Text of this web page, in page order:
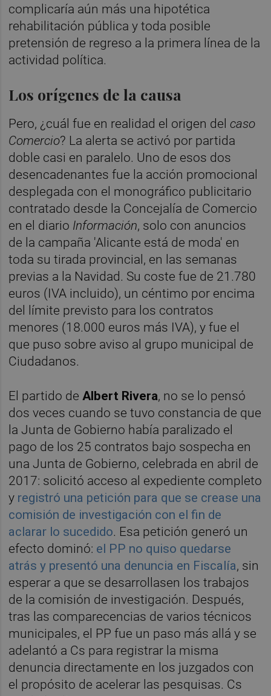
complicaría aún más una hipotética
rehabilitación pública y toda posible
pretensión de regreso a la primera línea de la
actividad política.
Los orígenes de la causa
Pero, ¿cuál fue en realidad el origen delcaso
Comercio? La alerta se activó por partida
doble casi en paralelo. Uno de esos dos
desencadenantes fue la acción promocional
desplegada con el monográfico publicitario
contratado desde la Concejalía de Comercio
en el diario Información, solo con anuncios
de la campaña 'Alicante está de moda' en
toda su tirada provincial, en las semanas
previas a la Navidad. Su coste fue de 21.780
euros (IVA incluido), un céntimo por encima
del límite previsto para los contratos
menores (18.000 euros más IVA), y fue el
que puso sobre aviso al grupo municipal de
Ciudadanos.
El partido deAlbert Rivera, no se lo pensó
dos veces cuando se tuvo constancia de que
la Junta de Gobierno había paralizado el
pago de los 25 contratos bajo sospecha en
una Junta de Gobierno, celebrada en abril de
2017: solicitó acceso al expediente completo
y registró una petición para que se crease una
comisión de investigación con el fin de
aclarar lo sucedido. Esa petición generó un
efecto dominó: el PP no quiso quedarse
atrás y presentó una denuncia en Fiscalía, sin
esperar a que se desarrollasen los trabajos
de la comisión de investigación. Después,
tras las comparecencias de varios técnicos
municipales, el PP fue un paso más allá y se
adelantó a Cs para registrar la misma
denuncia directamente en los juzgados con
el propósito de acelerar las pesquisas. Cs